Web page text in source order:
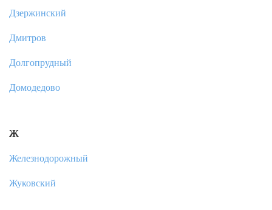
Дзержинский
Дмитров
Долгопрудный
Домодедово
Ж
Железнодорожный
Жуковский